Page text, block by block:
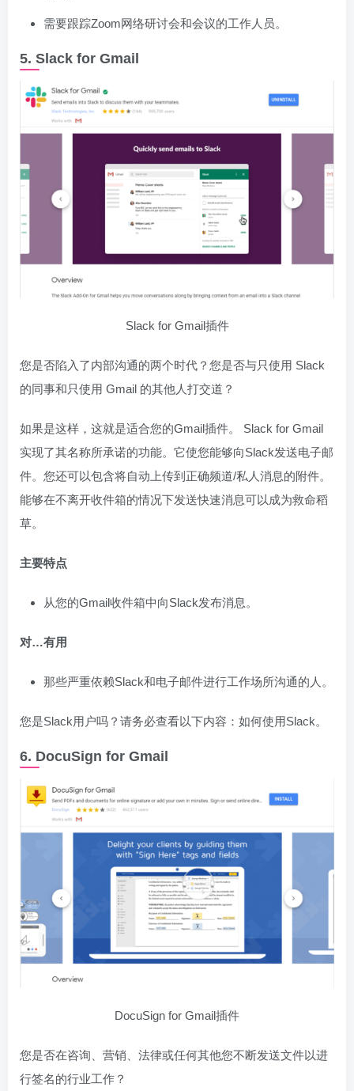
需要跟踪Zoom网络研讨会和会议的工作人员。
5. Slack for Gmail
Slack for Gmail插件
您是否陷入了内部沟通的两个时代？您是否与只使用 Slack
的同事和只使用 Gmail 的其他人打交道？
如果是这样，这就是适合您的Gmail插件。 Slack for Gmail
实现了其名称所承诺的功能。它使您能够向Slack发送电子邮
件。您还可以包含将自动上传到正确频道/私人消息的附件。
能够在不离开收件箱的情况下发送快速消息可以成为救命稻
草。
主要特点
从您的Gmail收件箱中向Slack发布消息。
对…有用
那些严重依赖Slack和电子邮件进行工作场所沟通的人。
您是Slack用户吗？请务必查看以下内容：如何使用Slack。
6. DocuSign for Gmail
DocuSign for Gmail插件
您是否在咨询、营销、法律或任何其他您不断发送文件以进
行签名的行业工作？